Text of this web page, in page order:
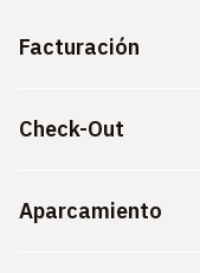
Facturación
Check-Out
Aparcamiento